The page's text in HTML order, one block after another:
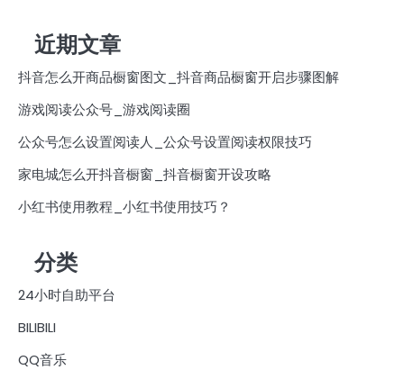
近期文章
抖音怎么开商品橱窗图文_抖音商品橱窗开启步骤图解
游戏阅读公众号_游戏阅读圈
公众号怎么设置阅读人_公众号设置阅读权限技巧
家电城怎么开抖音橱窗_抖音橱窗开设攻略
小红书使用教程_小红书使用技巧？
分类
24小时自助平台
BILIBILI
QQ音乐